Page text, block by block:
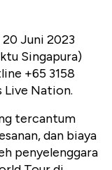
Juni 2023
Singapura)
+65 3158
Live Nation.
tercantum
dan biaya
penyelenggara